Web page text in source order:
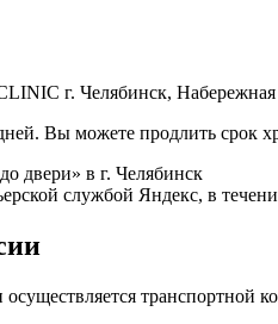
г. Челябинск,
Вы можете продлить срок
двери» в г. Челябинск
службой Яндекс, в
осуществляется